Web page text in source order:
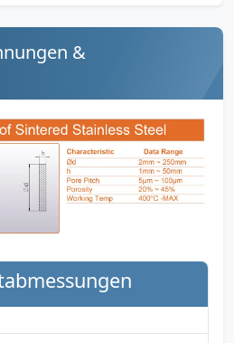
&